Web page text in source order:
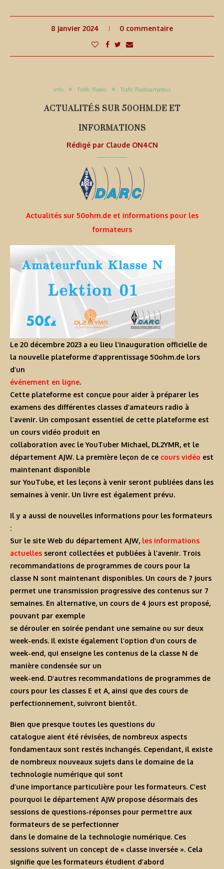
8 janvier 2024 0 commentaire
Info Trafic Radio Trafic Radioamateur
ACTUALITÉS SUR 50OHM.DE ET
INFORMATIONS
Rédigé par Claude ON4CN
Actualités sur 50ohm.de et informations pour les
formateurs
Le 20 décembre 2023 a eu lieu l’inauguration officielle de
la nouvelle plateforme d’apprentissage 50ohm.de lors
d’un
événement en ligne.
Cette plateforme est conçue pour aider à préparer les
examens des différentes classes d’amateurs radio à
l’avenir. Un composant essentiel de cette plateforme est
un cours vidéo produit en
collaboration avec le YouTuber Michael, DL2YMR, et le
département AJW. La première leçon de ce cours vidéo est
maintenant disponible
sur YouTube, et les leçons à venir seront publiées dans les
semaines à venir. Un livre est également prévu.
Il y a aussi de nouvelles informations pour les formateurs
:
Sur le site Web du département AJW, les informations
actuelles seront collectées et publiées à l’avenir. Trois
recommandations de programmes de cours pour la
classe N sont maintenant disponibles. Un cours de 7 jours
permet une transmission progressive des contenus sur 7
semaines. En alternative, un cours de 4 jours est proposé,
pouvant par exemple
se dérouler en soirée pendant une semaine ou sur deux
week-ends. Il existe également l’option d’un cours de
week-end, qui enseigne les contenus de la classe N de
manière condensée sur un
week-end. D’autres recommandations de programmes de
cours pour les classes E et A, ainsi que des cours de
perfectionnement, suivront bientôt.
Bien que presque toutes les questions du
catalogue aient été révisées, de nombreux aspects
fondamentaux sont restés inchangés. Cependant, il existe
de nombreux nouveaux sujets dans le domaine de la
technologie numérique qui sont
d’une importance particulière pour les formateurs. C’est
pourquoi le département AJW propose désormais des
sessions de questions-réponses pour permettre aux
formateurs de se perfectionner
dans le domaine de la technologie numérique. Ces
sessions suivent un concept de « classe inversée ». Cela
signifie que les formateurs étudient d’abord